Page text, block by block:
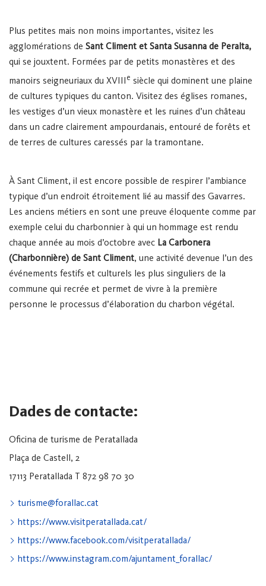
Plus petites mais non moins importantes, visitez les
agglomérations de Sant Climent et Santa Susanna de Peralta,
qui se jouxtent. Formées par de petits monastères et des
manoirs seigneuriaux du XVIIIe siècle qui dominent une plaine
de cultures typiques du canton. Visitez des églises romanes,
les vestiges d’un vieux monastère et les ruines d’un château
dans un cadre clairement ampourdanais, entouré de forêts et
de terres de cultures caressés par la tramontane.
À Sant Climent, il est encore possible de respirer l’ambiance
typique d’un endroit étroitement lié au massif des Gavarres.
Les anciens métiers en sont une preuve éloquente comme par
exemple celui du charbonnier à qui un hommage est rendu
chaque année au mois d’octobre avec La Carbonera
(Charbonnière) de Sant Climent, une activité devenue l’un des
événements festifs et culturels les plus singuliers de la
commune qui recrée et permet de vivre à la première
personne le processus d’élaboration du charbon végétal.
Dades de contacte:
Oficina de turisme de Peratallada
Plaça de Castell, 2
17113 Peratallada T 872 98 70 30
turisme@forallac.cat
https://www.visitperatallada.cat/
https://www.facebook.com/visitperatallada/
https://www.instagram.com/ajuntament_forallac/